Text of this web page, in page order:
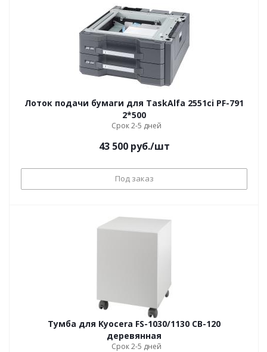
Лоток подачи бумаги для TaskAlfa 2551ci PF-791
2*500
Срок 2-5 дней
43 500руб./шт
Под заказ
Тумба для Kyocera FS-1030/1130 CB-120
деревянная
Срок 2-5 дней